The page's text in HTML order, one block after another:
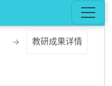
→ 教研成果详情